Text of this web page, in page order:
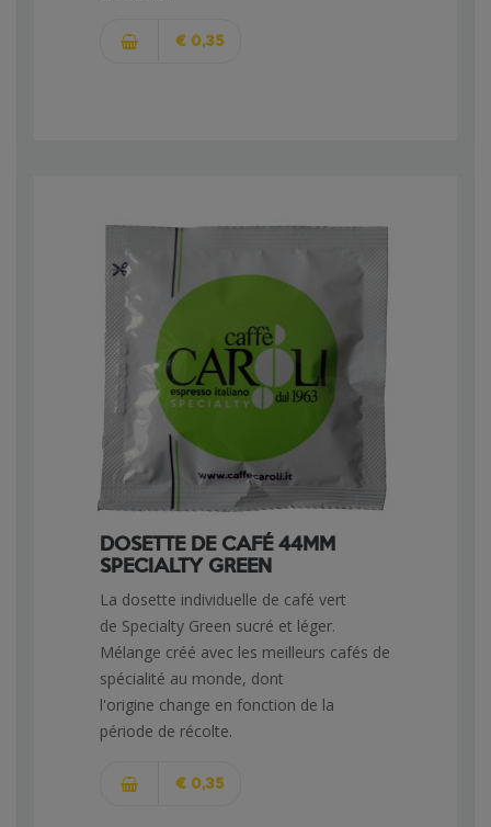
€ 0,35
DOSETTE DE CAFÉ 44MM
SPECIALTY GREEN
La dosette individuelle de café vert
de Specialty Green sucré et léger.
Mélange créé avec les meilleurs cafés de
spécialité au monde, dont
l'origine change en fonction de la
période de récolte.
€ 0,35